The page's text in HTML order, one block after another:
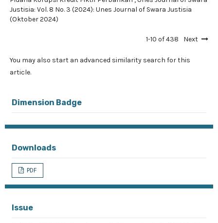
Justisia: Vol. 8 No. 3 (2024): Unes Journal of Swara Justisia
(Oktober 2024)
1-10 of 438 Next
You may also start an advanced similarity search for this
article.
Dimension Badge
Downloads
PDF
Issue